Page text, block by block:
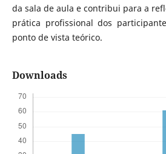
da sala de aula e contribui para a
prática profissional dos
ponto de vista teórico.
Downloads